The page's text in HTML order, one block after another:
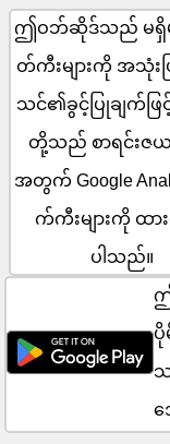
စာမျက်နှာ
တစ်
ခု
ဖန်တီး
ပါ။
အဖွဲ့
ဖန်တီး
ဤဝဘ်ဆိုဒ်သည် မရှိမ
တ်ကီးများကို အသုံး
သင်၏ခွင့်ပြုချက်ဖြင့်
တို့သည် စာရင်းဇယာ
အတွက် Google
က်ကီးများကို ထား
ပါသည်။
ဒ